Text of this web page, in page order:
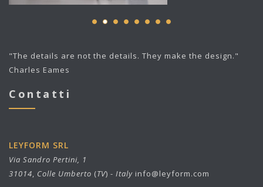
"The details are not the details. They make the design."
Charles Eames
Contatti
LEYFORM SRL
Via Sandro Pertini, 1
31014, Colle Umberto (TV) - Italy info@leyform.com